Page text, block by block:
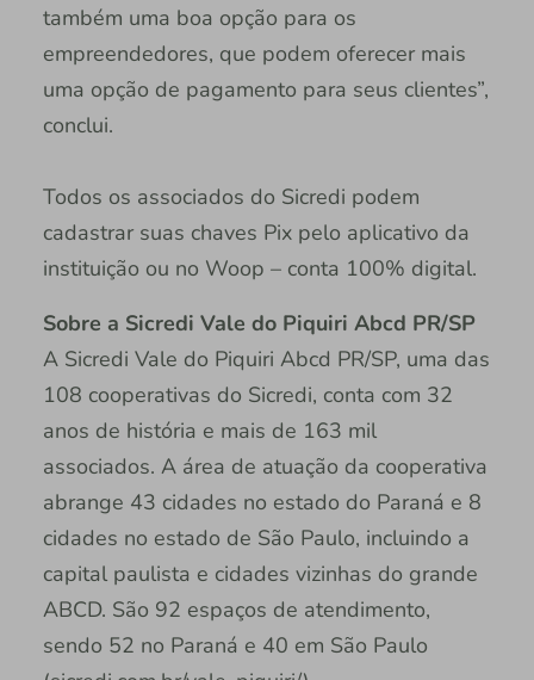
também uma boa opção para os
empreendedores, que podem oferecer mais
uma opção de pagamento para seus clientes”,
conclui.
Todos os associados do Sicredi podem
cadastrar suas chaves Pix pelo aplicativo da
instituição ou no Woop – conta 100% digital.
Sobre a Sicredi Vale do Piquiri Abcd PR/SP
A Sicredi Vale do Piquiri Abcd PR/SP, uma das
108 cooperativas do Sicredi, conta com 32
anos de história e mais de 163 mil
associados. A área de atuação da cooperativa
abrange 43 cidades no estado do Paraná e 8
cidades no estado de São Paulo, incluindo a
capital paulista e cidades vizinhas do grande
ABCD. São 92 espaços de atendimento,
sendo 52 no Paraná e 40 em São Paulo